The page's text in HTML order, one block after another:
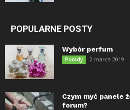
POPULARNE POSTY
Wybór perfum
Porady 2 marca 2019
Czym myć panele
forum?